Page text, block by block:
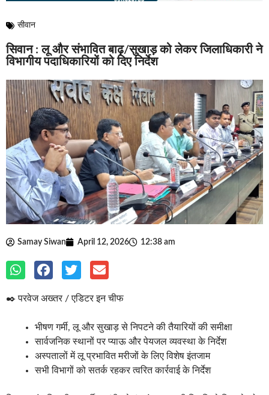
सीवान
सिवान : लू और संभावित बाढ़/सुखाड़ को लेकर जिलाधिकारी ने
विभागीय पदाधिकारियों को दिए निर्देश
Samay Siwan April 12, 2026 12:38 am
✒️ परवेज अख्तर / एडिटर इन चीफ
भीषण गर्मी, लू और सुखाड़ से निपटने की तैयारियों की समीक्षा
सार्वजनिक स्थानों पर प्याऊ और पेयजल व्यवस्था के निर्देश
अस्पतालों में लू प्रभावित मरीजों के लिए विशेष इंतजाम
सभी विभागों को सतर्क रहकर त्वरित कार्रवाई के निर्देश